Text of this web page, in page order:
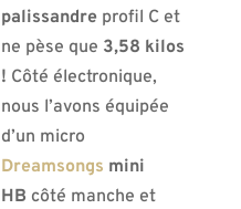
palissandre profil C et
ne pèse que 3,58 kilos
! Côté électronique,
nous l’avons équipée
d’un micro
Dreamsongs mini
HB côté manche et